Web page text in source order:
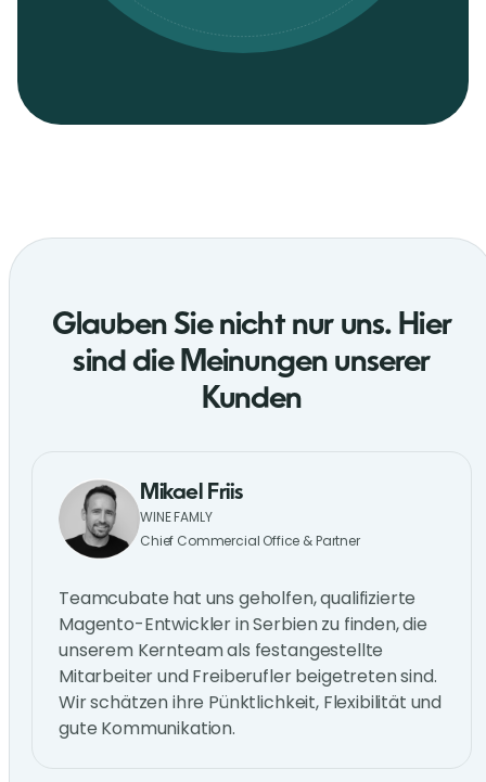
Glauben Sie nicht nur uns. Hier
sind die Meinungen unserer
Kunden
Mikael Friis
WINE FAMLY
Chief Commercial Office & Partner
Teamcubate hat uns geholfen, qualifizierte
Magento-Entwickler in Serbien zu finden, die
unserem Kernteam als festangestellte
Mitarbeiter und Freiberufler beigetreten sind.
Wir schätzen ihre Pünktlichkeit, Flexibilität und
gute Kommunikation.